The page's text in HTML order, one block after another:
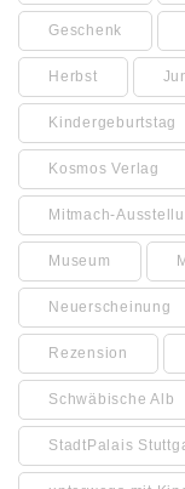
Geschenk
Herbst
Kindergeburtstag
Kosmos Verlag
Mitmach-
Museum
Neuerscheinung
Rezension
Schwäbische Alb
StadtPalais